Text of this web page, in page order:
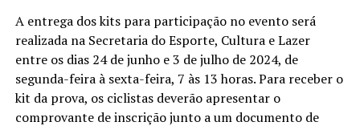
A entrega dos kits para participação no evento será
realizada na Secretaria do Esporte, Cultura e Lazer
entre os dias 24 de junho e 3 de julho de 2024, de
segunda-feira à sexta-feira, 7 às 13 horas. Para receber o
kit da prova, os ciclistas deverão apresentar o
comprovante de inscrição junto a um documento de